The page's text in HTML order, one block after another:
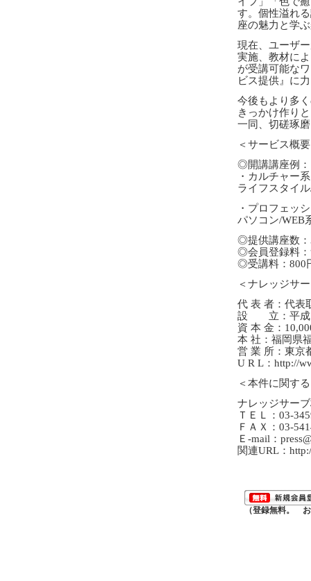
す。個性溢れ
座の魅力と学
現在、ユーザ
実施、教材に
が受講可能な
ビス提供』に
今後もより多
きっかけ作り
一同、切磋琢
＜サービス概
◎開講講座例：
・カルチャー系
ライフスタイ
・プロフェッ
パソコン/WEB
◎提供講座数：
◎会員登録料
◎受講料：800
＜ナレッジサ
代 表 者：代表
設 立：平成
資 本 金：
本 社：福岡県
営 業 所：東京
U R L：http://
＜本件に関す
ナレッジサー
ＴＥＬ：03-
ＦＡＸ：03-
Ｅ-mail：
関連URL：
（登録無料。